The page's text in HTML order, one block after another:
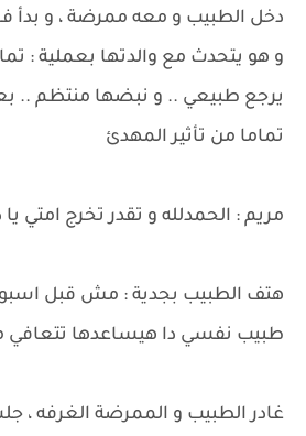
دخل الطبيب و معه ممرضة ، و بدأ
و هو يتحدث مع والدتها بعملية :
يرجع طبيعي .. و نبضها منتظم ..
تماما من تأثير المهدئ
مريم : الحمدلله و تقدر تخرج امتي يا
هتف الطبيب بجدية : مش قبل
طبيب نفسي دا هيساعدها تتعافي
غادر الطبيب و الممرضة الغرفه ،